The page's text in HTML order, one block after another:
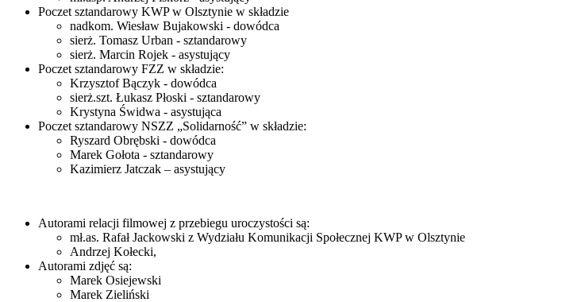
Poczet sztandarowy KWP w Olsztynie w składzie
nadkom. Wiesław Bujakowski - dowódca
sierż. Tomasz Urban - sztandarowy
sierż. Marcin Rojek - asystujący
Poczet sztandarowy FZZ w składzie:
Krzysztof Bączyk - dowódca
sierż.szt. Łukasz Płoski - sztandarowy
Krystyna Świdwa - asystująca
Poczet sztandarowy NSZZ „Solidarność” w składzie:
Ryszard Obrębski - dowódca
Marek Gołota - sztandarowy
Kazimierz Jatczak – asystujący
Autorami relacji filmowej z przebiegu uroczystości są:
mł.as. Rafał Jackowski z Wydziału Komunikacji Społecznej KWP w Olsztynie
Andrzej Kołecki,
Autorami zdjęć są:
Marek Osiejewski
Marek Zieliński